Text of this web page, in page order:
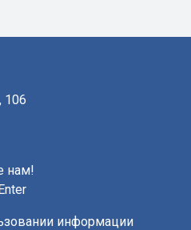
106
нам!
информации